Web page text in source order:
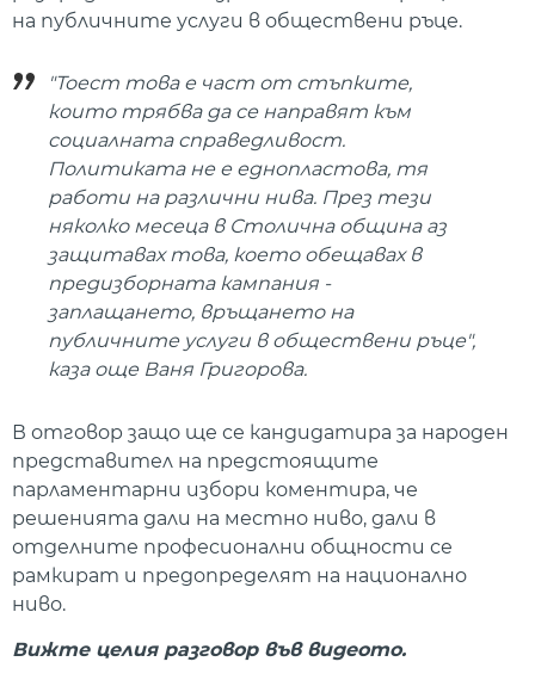
на публичните услуги в обществени ръце.
"Тоест това е част от стъпките,
които трябва да се направят към
социалната справедливост.
Политиката не е еднопластова, тя
работи на различни нива. През тези
няколко месеца в Столична община аз
защитавах това, което обещавах в
предизборната кампания -
заплащането, връщането на
публичните услуги в обществени ръце",
каза още Ваня Григорова.
В отговор защо ще се кандидатира за народен
представител на предстоящите
парламентарни избори коментира, че
решенията дали на местно ниво, дали в
отделните професионални общности се
рамкират и предопределят на национално
ниво.
Вижте целия разговор във видеото.